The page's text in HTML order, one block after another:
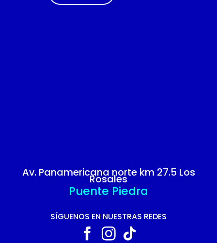
Av. Panamericana norte km 27.5 Los
Rosales
Puente Piedra
SÍGUENOS EN NUESTRAS REDES